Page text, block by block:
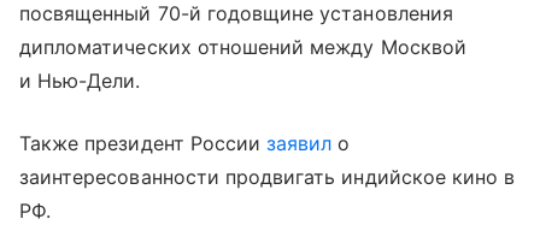
посвященный 70-й годовщине установления
дипломатических отношений между Москвой
и Нью-Дели.
Также президент Россиизаявил о
заинтересованности продвигать индийское кино в
РФ.